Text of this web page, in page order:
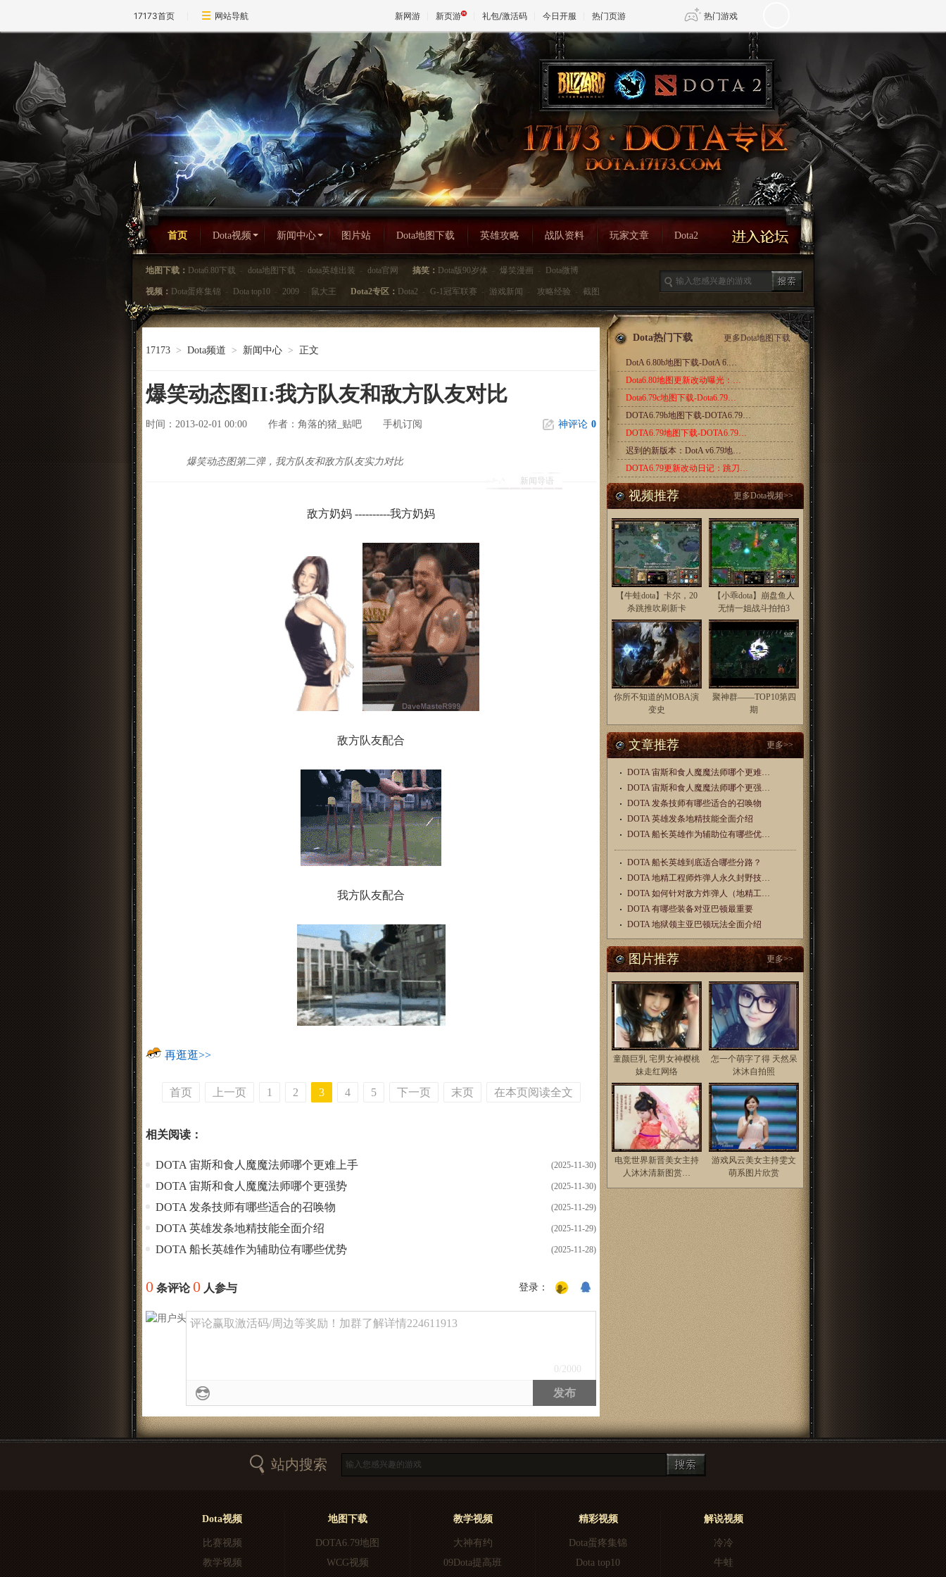
17173首页 网站导航 新网游 新页游 礼包/激活码 今日开服 热门页游 热门游戏
魔兽 DNF 传奇4
天堂 剑网3旗舰版 新天龙八部
王权与自由 诛仙世界 新仙侠5
首页 Dota视频 新闻中心 图片站 Dota地图下载 英雄攻略 战队资料 玩家文章 Dota2
地图下载： Dota6.80下载 - dota地图下载 - dota英雄出装 - dota官网 搞笑： Dota版90岁体 - 爆笑漫画 - Dota微博
视频： Dota蛋疼集锦 - Dota top10 - 2009 - 鼠大王 Dota2专区： Dota2 - G-1冠军联赛 - 游戏新闻 - 攻略经验 - 截图
17173 > Dota频道 > 新闻中心 > 正文
爆笑动态图II:我方队友和敌方队友对比
时间：2013-02-01 00:00 作者： 角落的猪_贴吧 手机订阅 神评论 0
新闻导语
爆笑动态图第二弹，我方队友和敌方队友实力对比
敌方奶妈 ----------我方奶妈
敌方队友配合
我方队友配合
再逛逛>>
首页 上一页 1 2 3 4 5 下一页 末页 在本页阅读全文
相关阅读：
(2025-11-30)
DOTA 宙斯和食人魔魔法师哪个更难上手
(2025-11-30)
DOTA 宙斯和食人魔魔法师哪个更强势
(2025-11-29)
DOTA 发条技师有哪些适合的召唤物
(2025-11-29)
DOTA 英雄发条地精技能全面介绍
(2025-11-28)
DOTA 船长英雄作为辅助位有哪些优势
0 条评论0 人参与 登录：
评论赢取激活码/周边等奖励！加群了解详情224611913
0 /2000
发布
Dota热门下载 更多Dota地图下载
DotA 6.80b地图下载-DotA 6.…
Dota6.80地图更新改动曝光：…
Dota6.79c地图下载-Dota6.79…
DOTA6.79b地图下载-DOTA6.79…
DOTA6.79地图下载-DOTA6.79…
迟到的新版本：DotA v6.79地…
DOTA6.79更新改动日记：跳刀…
视频推荐 更多Dota视频>>
【牛蛙dota】卡尔，20
杀跳推吹刷新卡
【小乖dota】崩盘鱼人
无情一姐战斗拍拍3
你所不知道的MOBA演
变史
聚神群——TOP10第四
期
文章推荐 更多>>
DOTA 宙斯和食人魔魔法师哪个更难…
DOTA 宙斯和食人魔魔法师哪个更强…
DOTA 发条技师有哪些适合的召唤物
DOTA 英雄发条地精技能全面介绍
DOTA 船长英雄作为辅助位有哪些优…
DOTA 船长英雄到底适合哪些分路？
DOTA 地精工程师炸弹人永久封野技…
DOTA 如何针对敌方炸弹人（地精工…
DOTA 有哪些装备对亚巴顿最重要
DOTA 地狱领主亚巴顿玩法全面介绍
图片推荐 更多>>
童颜巨乳 宅男女神樱桃
妹走红网络
怎一个萌字了得 天然呆
沐沐自拍照
电竞世界新晋美女主持
人沐沐清新图赏…
游戏风云美女主持雯文
萌系图片欣赏
站内搜索
Dota视频
比赛视频
教学视频
地图下载
DOTA6.79地图
WCG视频
教学视频
大神有约
09Dota提高班
精彩视频
Dota蛋疼集锦
Dota top10
解说视频
冷冷
牛蛙